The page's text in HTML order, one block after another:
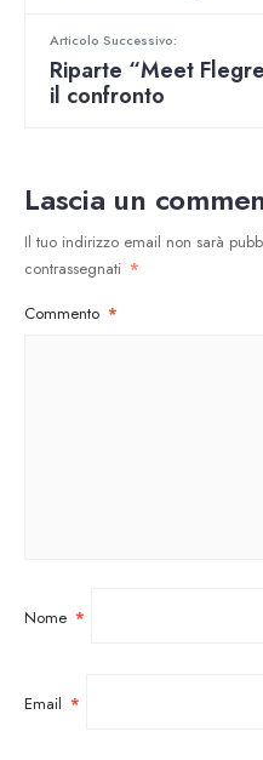
Articolo Successivo:
Riparte “Meet
il confronto
Lascia un
Il tuo indirizzo email non sarà
contrassegnati *
Commento *
Nome *
Email *